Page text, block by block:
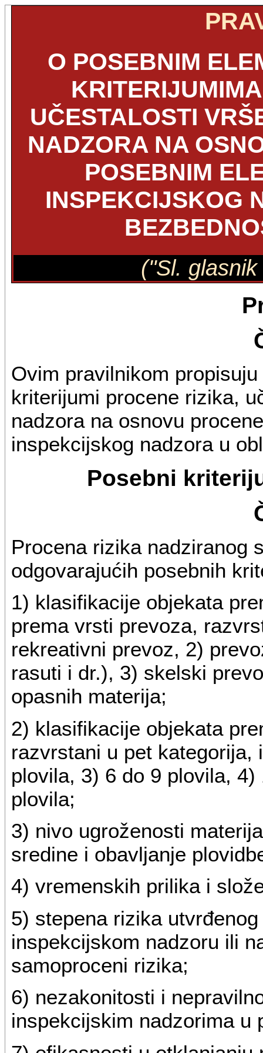
O POSEBNIM
UČESTALOSTI
NADZORA NA
POSEBNIM
INSPEKCIJSKOG
("Sl.
Ovim pravilnikom
kriterijumi procene rizika,
nadzora na osnovu
inspekcijskog nadzora u
Posebni
Procena rizika nadziranog
odgovarajućih posebnih
1) klasifikacije objekata
prema vrsti prevoza,
rekreativni prevoz, 2)
rasuti i dr.), 3) skelski
opasnih materija;
2) klasifikacije objekata
razvrstani u pet kategorija,
plovila, 3) 6 do 9 plovila,
plovila;
3) nivo ugroženosti
sredine i obavljanje
4) vremenskih prilika i
5) stepena rizika
inspekcijskom nadzoru ili
samoproceni rizika;
6) nezakonitosti i
inspekcijskim nadzorima u